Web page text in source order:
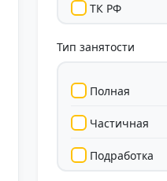
ТК РФ
Тип занятости
Полная
Частичная
Подработка